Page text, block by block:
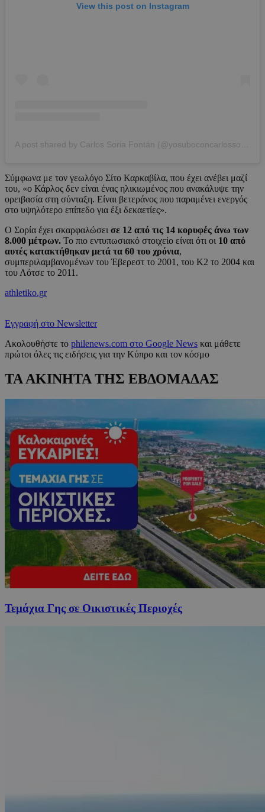
View this post on Instagram
Σύμφωνα με τον γεωλόγο Σίτο Καρκαβίλα, που έχει ανέβει μαζί
του, «ο Κάρλος δεν είναι ένας ηλικιωμένος που ανακάλυψε την
ορειβασία στη σύνταξη. Είναι βετεράνος που παραμένει ενεργός
στο υψηλότερο επίπεδο για έξι δεκαετίες».
Ο Σορία έχει σκαρφαλώσει σε 12 από τις 14 κορυφές άνω των
8.000 μέτρων. Το πιο εντυπωσιακό στοιχείο είναι ότι οι 10 από
αυτές κατακτήθηκαν μετά τα 60 του χρόνια,
συμπεριλαμβανομένων του Έβερεστ το 2001, του Κ2 το 2004 και
του Λότσε το 2011.
athletiko.gr
Εγγραφή στο Newsletter
Ακολουθήστε το philenews.com στο Google News και μάθετε
πρώτοι όλες τις ειδήσεις για την Κύπρο και τον κόσμο
ΤΑ ΑΚΙΝΗΤΑ ΤΗΣ ΕΒΔΟΜΑΔΑΣ
Τεμάχια Γης σε Οικιστικές Περιοχές